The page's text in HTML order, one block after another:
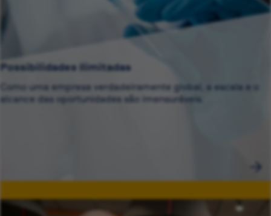
Possibilidades Ilimitadas
Como uma empresa verdadeiramente global, a escala e o
alcance das oportunidades são imensuráveis.